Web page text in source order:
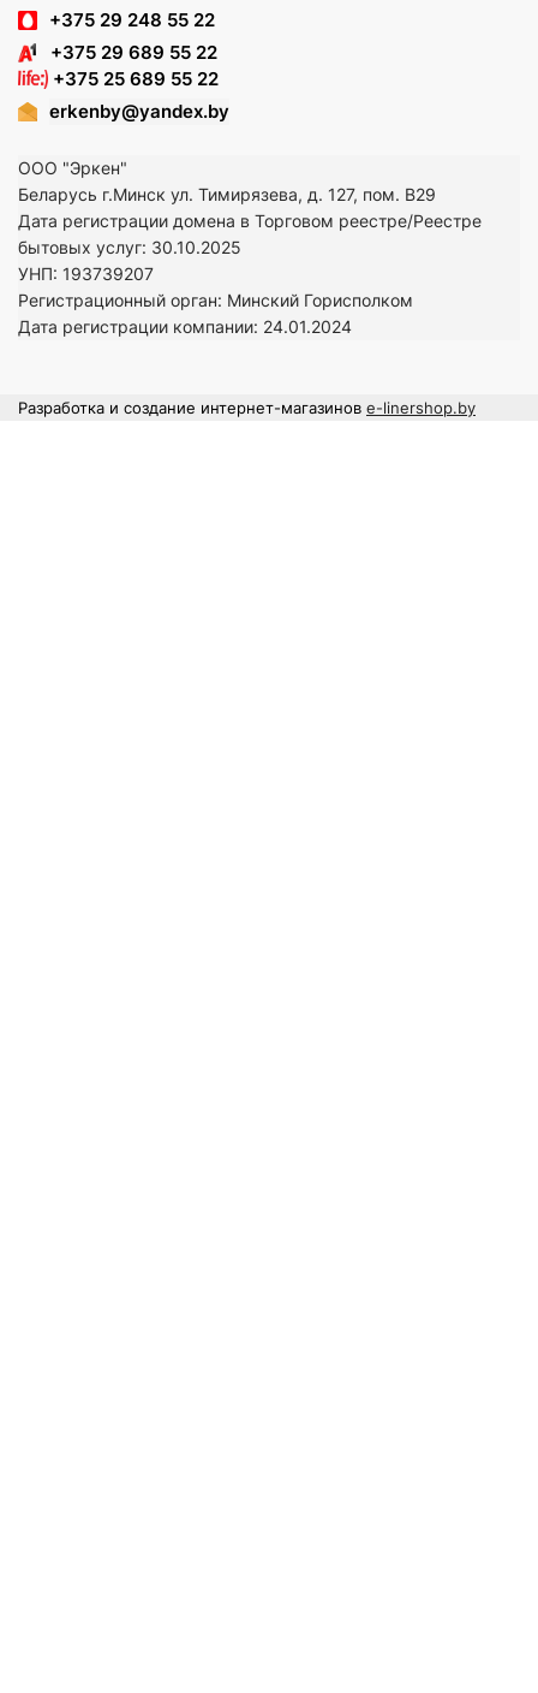
+375 29 248 55 22
+375 29 689 55 22
+375 25 689 55 22
erkenby@yandex.by
ООО "Эркен"
Беларусь г.Минск ул. Тимирязева, д. 127, пом. В29
Дата регистрации домена в Торговом реестре/Реестре
бытовых услуг: 30.10.2025
УНП: 193739207
Регистрационный орган: Минский Горисполком
Дата регистрации компании: 24.01.2024
Разработка и создание интернет-магазинов e-linershop.by